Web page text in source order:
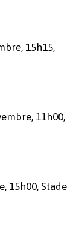
15h15,
11h00,
15h00, Stade